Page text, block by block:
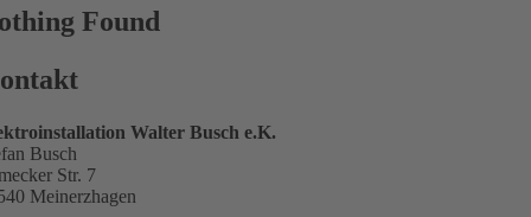
Found
Walter Busch e.K.
Busch
Str. 7
Meinerzhagen